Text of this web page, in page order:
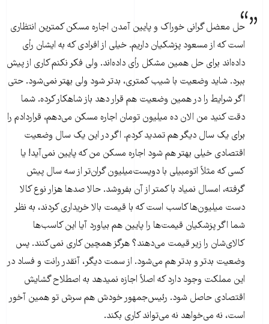
حل معضل گرانی خوراک‌ و پایین آمدن اجاره مسکن کمترین انتظاری
است که از مسعود پزشکیان داریم. خیلی از افرادی که به ایشان رأی
داده‌اند برای حل همین مشکل رأی داده‌اند. ولی فکر نکنم کاری از پیش
ببرد. شاید وضعیت با شیب کمتری، بدتر شود ولی بهتر نمی‌شود. حتی
اگر شرایط را در همین وضعیت هم قرار دهد باز شاهکار کرده. شما
دقت کنید من الان ده میلیون تومان اجاره مسکن می‌دهم، قراردادم را
برای یک سال دیگر هم تمدید کردم. اگر در این یک سال وضعیت
اقتصادی خیلی بهتر هم شود اجاره مسکن من که پایین نمی‌آید! یا
کسی که مثلاً اتومبیلی با دویست‌میلیون گران‌تر از سه سال پیش
گرفته، امسال نمیاد با کمتر از آن بفروشد. حالا صدها هزار نوع کالا
دست میلیون‌ها کاسب است که با قیمت بالا خریداری کردند، به نظر
شما اگر پزشکیان قیمت‌ها را پایین هم بیاورد آیا این کاسب‌ها
کالای‌شان را زیر قیمت می‌دهند؟ هرگز همچین کاری نمی‌کنند. پس
وضعیت بدتر و بدتر هم می‌شود. از سمت دیگر، آنقدر رانت و فساد در
این مملکت وجود دارد که اصلاً اجازه نمیدهد به اصطلاح گشایش
اقتصادی حاصل شود. رئیس‌جمهور خودش هم سرش تو همین آخور
است، نه می‌خواهد نه می‌تواند کاری بکند.